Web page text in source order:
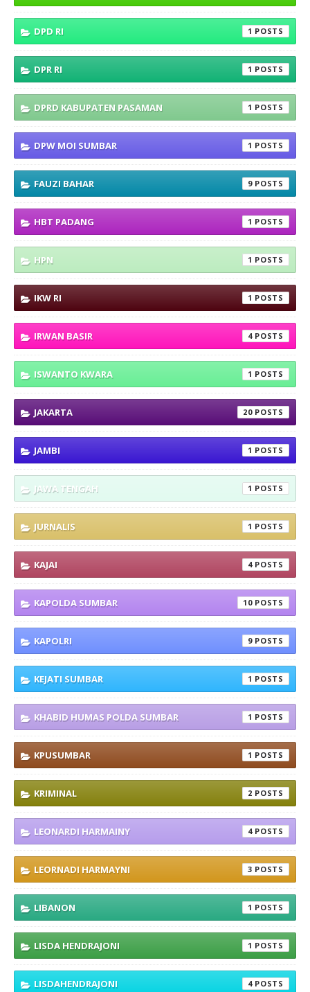
DPD RI 1
DPR RI 1
DPRD KABUPATEN PASAMAN 1
DPW MOI SUMBAR 1
FAUZI BAHAR 9
HBT PADANG 1
HPN 1
IKW RI 1
IRWAN BASIR 4
ISWANTO KWARA 1
JAKARTA 20
JAMBI 1
JAWA TENGAH 1
JURNALIS 1
KAJAI 4
KAPOLDA SUMBAR 10
KAPOLRI 9
KEJATI SUMBAR 1
KHABID HUMAS POLDA SUMBAR 1
KPUSUMBAR 1
KRIMINAL 2
LEONARDI HARMAINY 4
LEORNADI HARMAYNI 3
LIBANON 1
LISDA HENDRAJONI 1
LISDAHENDRAJONI 4